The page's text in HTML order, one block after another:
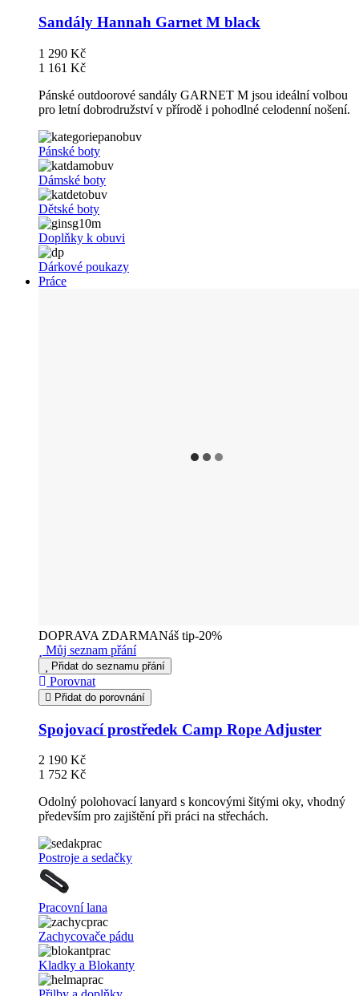
Sandály Hannah Garnet M black
1 290 Kč
1 161 Kč
Pánské outdoorové sandály GARNET M jsou ideální volbou
pro letní dobrodružství v přírodě i pohodlné celodenní nošení.
Pánské boty
Dámské boty
Dětské boty
Doplňky k obuvi
Dárkové poukazy
Práce
DOPRAVA ZDARMANáš tip-20%
Můj seznam přání
Přidat do seznamu přání
Porovnat
Přidat do porovnání
Spojovací prostředek Camp Rope Adjuster
2 190 Kč
1 752 Kč
Odolný polohovací lanyard s koncovými šitými oky, vhodný
především pro zajištění při práci na střechách.
Postroje a sedačky
Pracovní lana
Zachycovače pádu
Kladky a Blokanty